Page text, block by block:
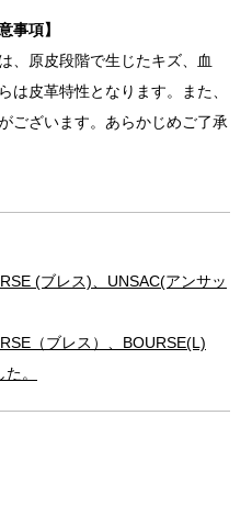
事項】
、原皮段階で生じたキズ、血
は皮革特性となります。また、
ございます。あらかじめご了承
(ブレス)、UNSAC(アンサッ
（ブレス）、BOURSE(L)
。